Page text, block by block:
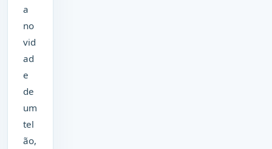
a
no
vid
ad
e
de
um
tel
ão,